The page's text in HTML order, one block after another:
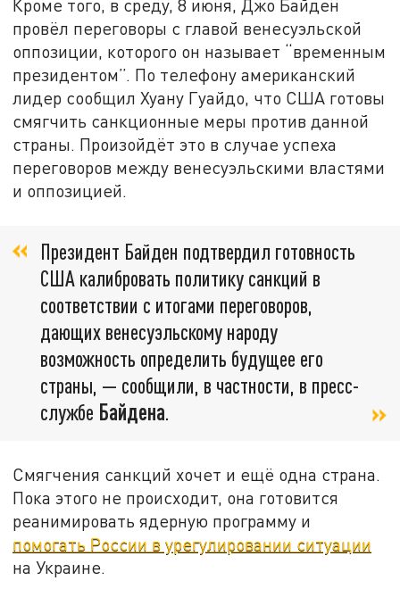
Кроме того, в среду, 8 июня, Джо Байден
провёл переговоры с главой венесуэльской
оппозиции, которого он называет “временным
президентом”. По телефону американский
лидер сообщил Хуану Гуайдо, что США готовы
смягчить санкционные меры против данной
страны. Произойдёт это в случае успеха
переговоров между венесуэльскими властями
и оппозицией.
Президент Байден подтвердил готовность
США калибровать политику санкций в
соответствии с итогами переговоров,
дающих венесуэльскому народу
возможность определить будущее его
страны, — сообщили, в частности, в пресс-
службе Байдена.
Смягчения санкций хочет и ещё одна страна.
Пока этого не происходит, она готовится
реанимировать ядерную программу и
помогать России в урегулировании ситуации
на Украине.